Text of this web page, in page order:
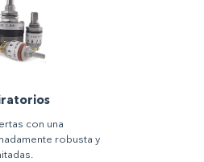
con una
robusta y